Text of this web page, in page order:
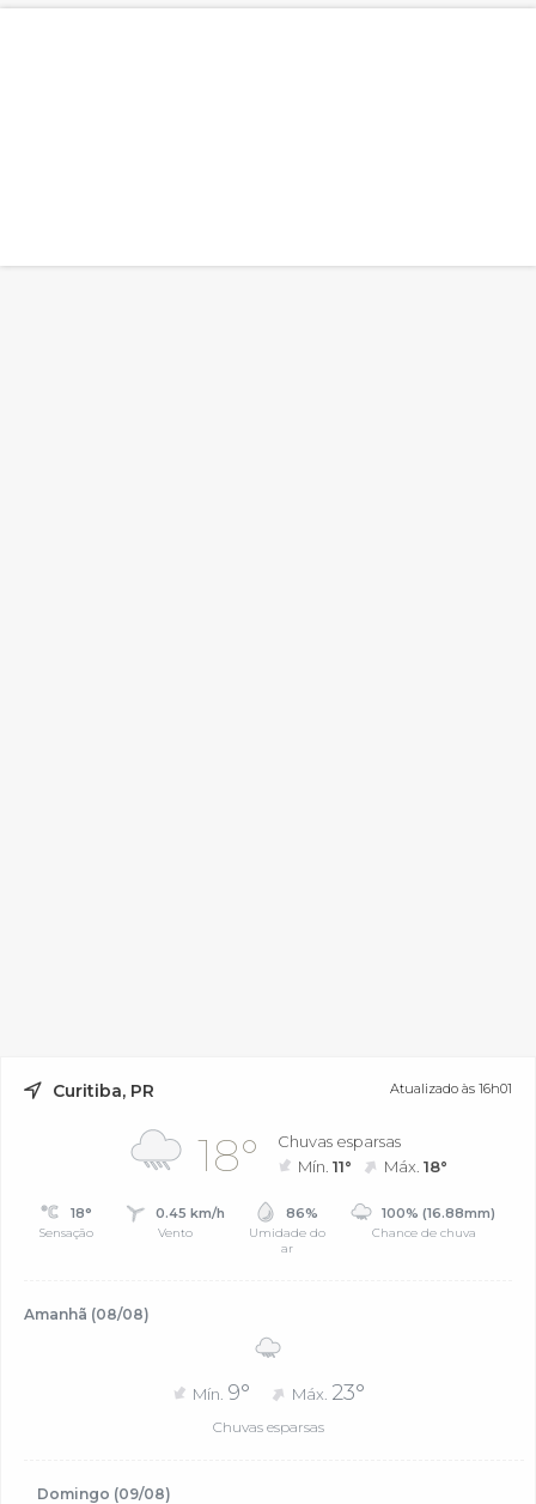
Curitiba, PR Atualizado às 16h01
18°
Chuvas esparsas
Mín.11° Máx.18°
18°
Sensação
0.45 km/h
Vento
86%
Umidade do
ar
100% (16.88mm)
Chance de chuva
Amanhã (08/08)
Mín. 9° Máx. 23°
Chuvas esparsas
Domingo (09/08)